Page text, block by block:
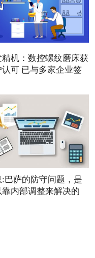
精机：数控螺纹磨床获
认可 已与多家企业签
:巴萨的防守问题，是
靠内部调整来解决的